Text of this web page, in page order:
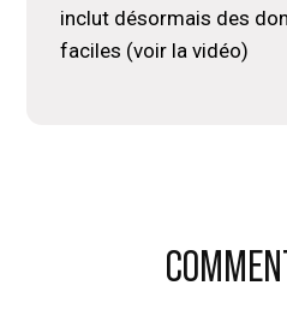
inclut désormais des
faciles (voir la vidéo)
Interactions